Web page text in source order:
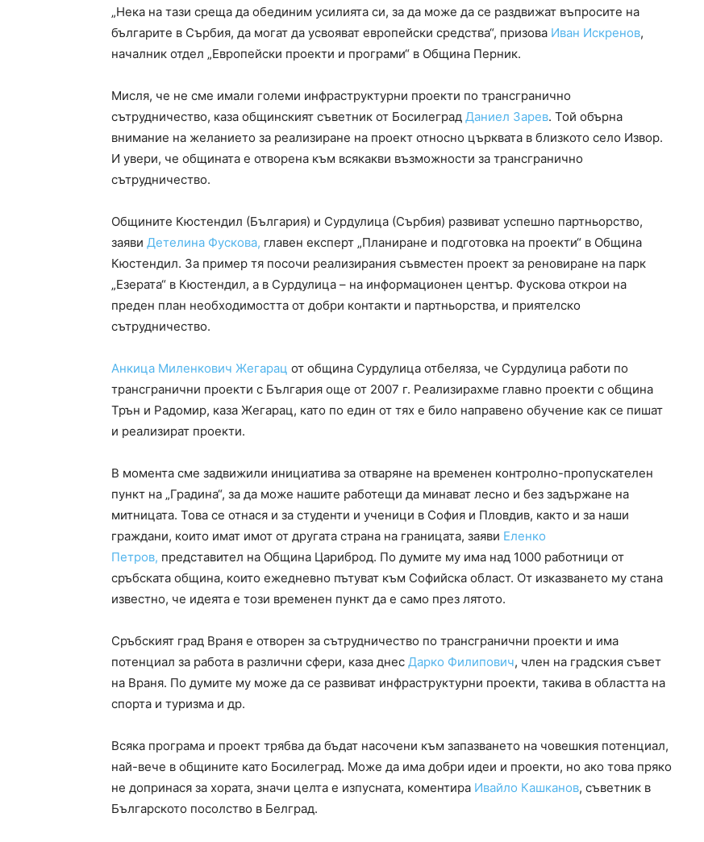
„Нека на тази среща да обединим усилията си, за да може да се раздвижат въпросите на
българите в Сърбия, да могат да усвояват европейски средства“, призова Иван Искренов,
началник отдел „Европейски проекти и програми“ в Община Перник.
Мисля, че не сме имали големи инфраструктурни проекти по трансгранично
сътрудничество, каза общинският съветник от Босилеград Даниел Зарев. Той обърна
внимание на желанието за реализиране на проект относно църквата в близкото село Извор.
И увери, че общината е отворена към всякакви възможности за трансгранично
сътрудничество.
Общините Кюстендил (България) и Сурдулица (Сърбия) развиват успешно партньорство,
заяви Детелина Фускова, главен експерт „Планиране и подготовка на проекти“ в Община
Кюстендил. За пример тя посочи реализирания съвместен проект за реновиране на парк
„Езерата“ в Кюстендил, а в Сурдулица – на информационен център. Фускова открои на
преден план необходимостта от добри контакти и партньорства, и приятелско
сътрудничество.
Анкица Миленкович Жегарац от община Сурдулица отбеляза, че Сурдулица работи по
трансгранични проекти с България още от 2007 г. Реализирахме главно проекти с община
Трън и Радомир, каза Жегарац, като по един от тях е било направено обучение как се пишат
и реализират проекти.
В момента сме задвижили инициатива за отваряне на временен контролно-пропускателен
пункт на „Градина“, за да може нашите работещи да минават лесно и без задържане на
митницата. Това се отнася и за студенти и ученици в София и Пловдив, както и за наши
граждани, които имат имот от другата страна на границата, заяви Еленко
Петров, представител на Община Цариброд. По думите му има над 1000 работници от
сръбската община, които ежедневно пътуват към Софийска област. От изказването му стана
известно, че идеята е този временен пункт да е само през лятото.
Сръбският град Враня е отворен за сътрудничество по трансгранични проекти и има
потенциал за работа в различни сфери, каза днес Дарко Филипович, член на градския съвет
на Враня. По думите му може да се развиват инфраструктурни проекти, такива в областта на
спорта и туризма и др.
Всяка програма и проект трябва да бъдат насочени към запазването на човешкия потенциал,
най-вече в общините като Босилеград. Може да има добри идеи и проекти, но ако това пряко
не допринася за хората, значи целта е изпусната, коментира Ивайло Кашканов, съветник в
Българското посолство в Белград.